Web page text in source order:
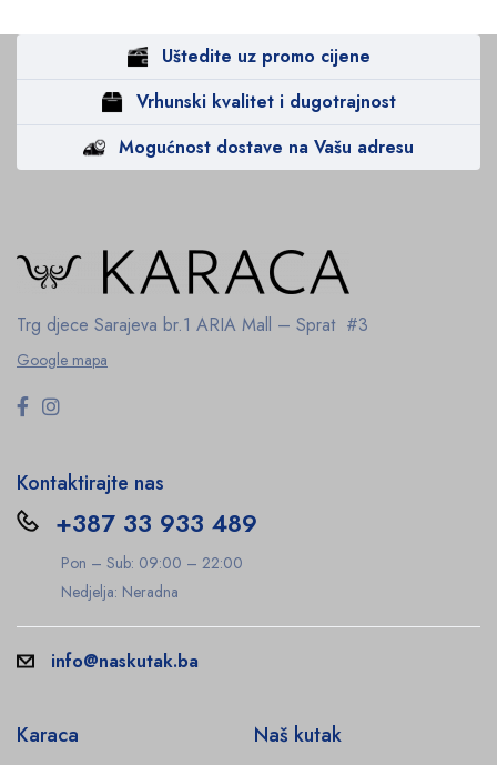
Uštedite uz promo cijene
Vrhunski kvalitet i dugotrajnost
Mogućnost dostave na Vašu adresu
Trg djece Sarajeva br.1 ARIA Mall – Sprat #3
Google mapa
Kontaktirajte nas
+387 33 933 489
Pon – Sub: 09:00 – 22:00
Nedjelja: Neradna
info@naskutak.ba
Karaca Naš kutak